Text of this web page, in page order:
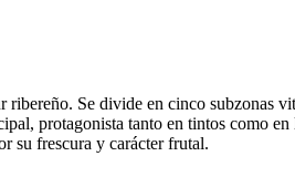
Se divide en cinco subzonas
protagonista tanto en tintos como
su frescura y carácter frutal.